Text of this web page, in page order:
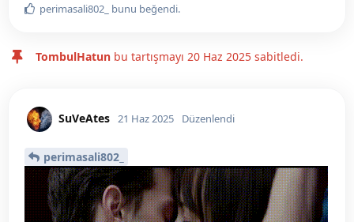
perimasali802_ bunu beğendi.
TombulHatun bu tartışmayı 20 Haz 2025 sabitledi.
SuVeAtes 21 Haz 2025 Düzenlendi
perimasali802_